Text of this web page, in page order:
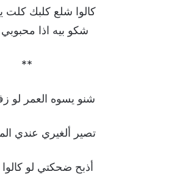
كالوا شلع كلبك كلت
شكو بيه اذا
**
شنو يسوه العمر لو
تصير ألغيري عندي
أذبح ضحكتي لو كالوا